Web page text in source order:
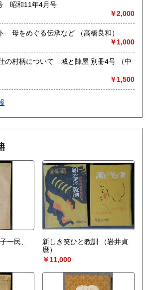
昭和11年4月号
￥2,000
法然聞き書きノート 母をめぐる伝承など （高橋良和）
￥1,000
村柄について 城と陣屋 別冊4号 （中
￥1,500
一民、
新しき笑ひと教訓
（岩井貞
麿）
￥11,000